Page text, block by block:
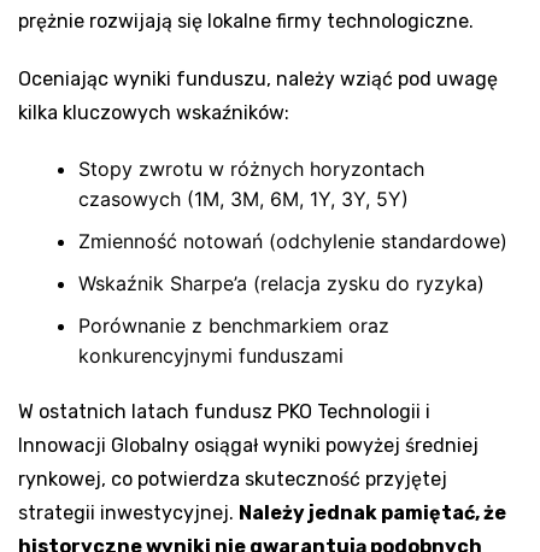
prężnie rozwijają się lokalne firmy technologiczne.
Oceniając wyniki funduszu, należy wziąć pod uwagę
kilka kluczowych wskaźników:
Stopy zwrotu w różnych horyzontach
czasowych (1M, 3M, 6M, 1Y, 3Y, 5Y)
Zmienność notowań (odchylenie standardowe)
Wskaźnik Sharpe’a (relacja zysku do ryzyka)
Porównanie z benchmarkiem oraz
konkurencyjnymi funduszami
W ostatnich latach fundusz PKO Technologii i
Innowacji Globalny osiągał wyniki powyżej średniej
rynkowej, co potwierdza skuteczność przyjętej
strategii inwestycyjnej. Należy jednak pamiętać, że
historyczne wyniki nie gwarantują podobnych